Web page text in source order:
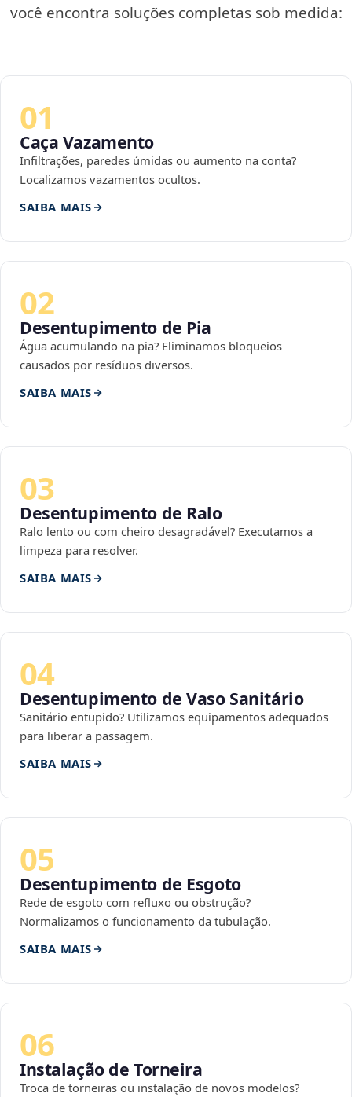
você encontra soluções completas sob medida:
01
Caça Vazamento
Infiltrações, paredes úmidas ou aumento na conta?
Localizamos vazamentos ocultos.
SAIBA MAIS
02
Desentupimento de Pia
Água acumulando na pia? Eliminamos bloqueios
causados por resíduos diversos.
SAIBA MAIS
03
Desentupimento de Ralo
Ralo lento ou com cheiro desagradável? Executamos a
limpeza para resolver.
SAIBA MAIS
04
Desentupimento de Vaso Sanitário
Sanitário entupido? Utilizamos equipamentos adequados
para liberar a passagem.
SAIBA MAIS
05
Desentupimento de Esgoto
Rede de esgoto com refluxo ou obstrução?
Normalizamos o funcionamento da tubulação.
SAIBA MAIS
06
Instalação de Torneira
Troca de torneiras ou instalação de novos modelos?